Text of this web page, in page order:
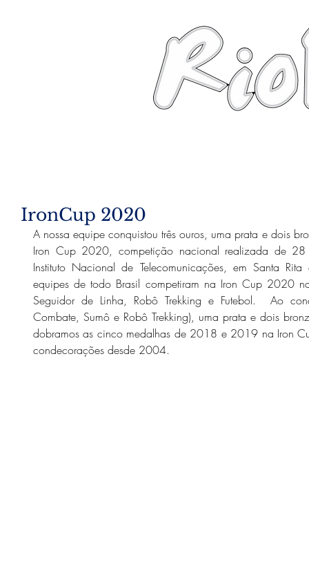
IronCup 2020
A nossa equipe conquistou três ouros, uma prata e dois
Iron Cup 2020, competição nacional realizada de
Instituto Nacional de Telecomunicações, em Santa
equipes de todo Brasil competiram na Iron Cup 2020
Seguidor de Linha, Robô Trekking e Futebol.  Ao
Combate, Sumô e Robô Trekking), uma prata e dois
dobramos as cinco medalhas de 2018 e 2019 na Iron
condecorações desde 2004.